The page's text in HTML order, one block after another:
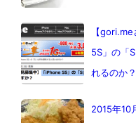
【
5S」の「
れるのか？
2015年10